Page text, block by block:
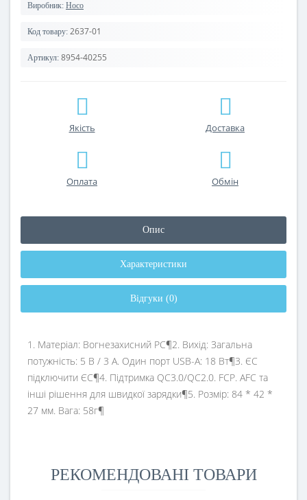
Виробник: Hoco
Код товару: 2637-01
Артикул: 8954-40255
Якість Доставка
Оплата Обмін
Опис
Характеристики
Відгуки (0)
1. Матеріал: Вогнезахисний PC¶2. Вихід: Загальна
потужність: 5 В / 3 А. Один порт USB-A: 18 Вт¶3. ЄС
підключити ЄС¶4. Підтримка QC3.0/QC2.0. FCP. AFC та
інші рішення для швидкої зарядки¶5. Розмір: 84 * 42 *
27 мм. Вага: 58г¶
РЕКОМЕНДОВАНІ ТОВАРИ